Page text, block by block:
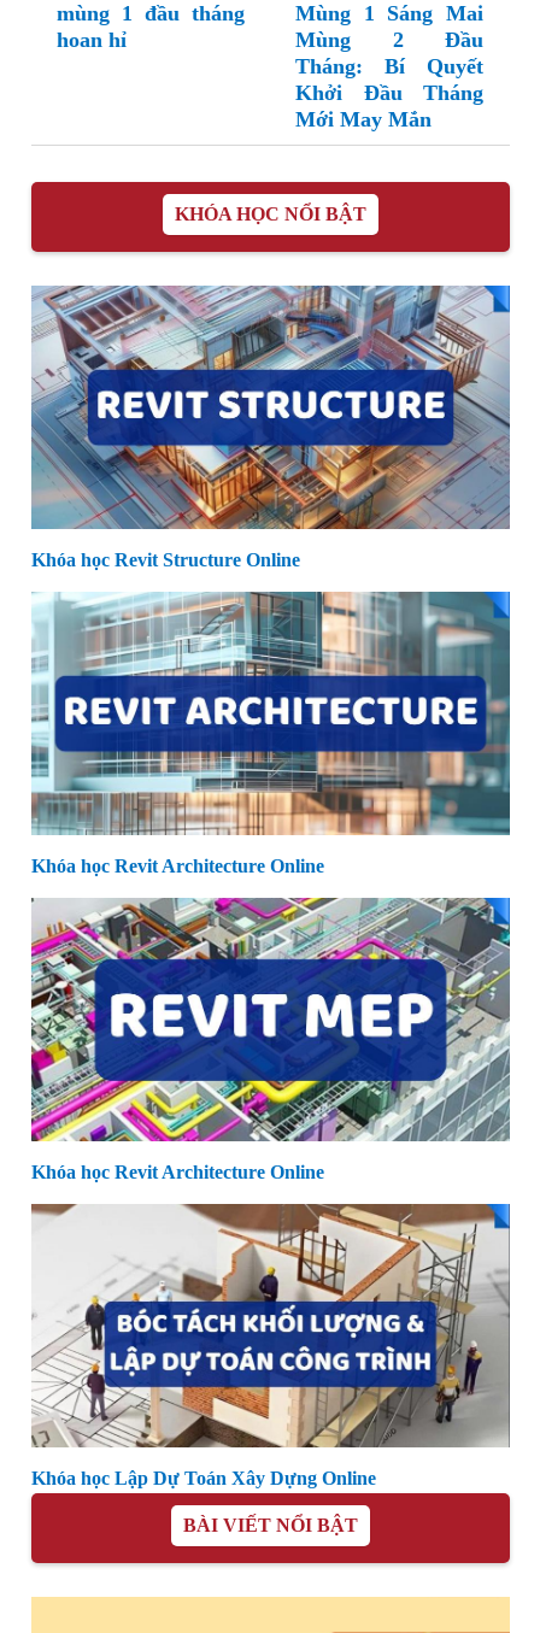
mùng 1 đầu tháng
hoan hỉ
Mùng 1 Sáng Mai
Mùng 2 Đầu
Tháng: Bí Quyết
Khởi Đầu Tháng
Mới May Mắn
KHÓA HỌC NỔI BẬT
Khóa học Revit Structure Online
Khóa học Revit Architecture Online
Khóa học Revit Architecture Online
Khóa học Lập Dự Toán Xây Dựng Online
BÀI VIẾT NỔI BẬT